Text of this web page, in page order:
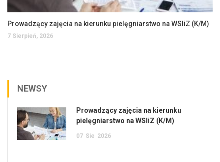
Prowadzący zajęcia na kierunku pielęgniarstwo na WSIiZ (K/M)
7 Sierpień, 2026
NEWSY
Prowadzący zajęcia na kierunku
pielęgniarstwo na WSIiZ (K/M)
07 Sie 2026